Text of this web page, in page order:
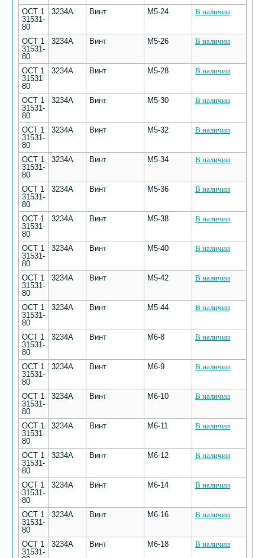
ОСТ 1
31531-
80
3234А Винт М5-24 В наличии
ОСТ 1
31531-
80
3234А Винт М5-26 В наличии
ОСТ 1
31531-
80
3234А Винт М5-28 В наличии
ОСТ 1
31531-
80
3234А Винт М5-30 В наличии
ОСТ 1
31531-
80
3234А Винт М5-32 В наличии
ОСТ 1
31531-
80
3234А Винт М5-34 В наличии
ОСТ 1
31531-
80
3234А Винт М5-36 В наличии
ОСТ 1
31531-
80
3234А Винт М5-38 В наличии
ОСТ 1
31531-
80
3234А Винт М5-40 В наличии
ОСТ 1
31531-
80
3234А Винт М5-42 В наличии
ОСТ 1
31531-
80
3234А Винт М5-44 В наличии
ОСТ 1
31531-
80
3234А Винт М6-8 В наличии
ОСТ 1
31531-
80
3234А Винт М6-9 В наличии
ОСТ 1
31531-
80
3234А Винт М6-10 В наличии
ОСТ 1
31531-
80
3234А Винт М6-11 В наличии
ОСТ 1
31531-
80
3234А Винт М6-12 В наличии
ОСТ 1
31531-
80
3234А Винт М6-14 В наличии
ОСТ 1
31531-
80
3234А Винт М6-16 В наличии
ОСТ 1
31531-
3234А Винт М6-18 В наличии